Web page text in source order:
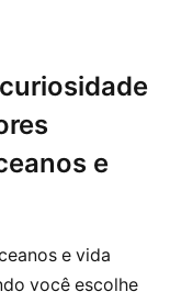
e
e vida
você escolhe